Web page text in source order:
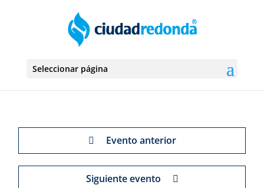
Seleccionar página
Evento anterior
Siguiente evento